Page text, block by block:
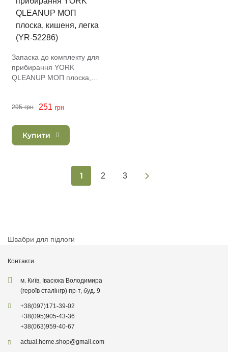
Запаска до комплекту для
прибирання YORK
QLEANUP МОП плоска,
295 грн 251 грн
Купити
1 2 3
Швабри для підлоги
Контакти
м. Київ, Івасюка Володимира
(героїв сталінгр) пр-т, буд. 9
+38(097)171-39-02
+38(095)905-43-36
+38(063)959-40-67
actual.home.shop@gmail.com